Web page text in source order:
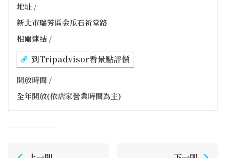
地址 /
新北市瑞芳區金瓜石祈堂路
相關連結 /
到Tripadvisor看景點評價
開放時間 /
全年開放(依店家營業時間為主)